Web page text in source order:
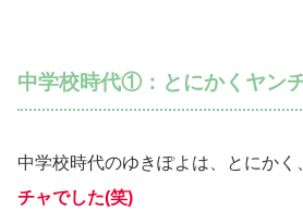
中学校時代①：とにかくヤン
中学校時代のゆきぽよは、とにかく
チャでした(笑)